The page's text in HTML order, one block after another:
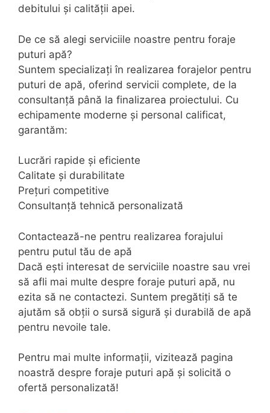
debitului și calității apei.
De ce să alegi serviciile noastre pentru foraje
puturi apă?
Suntem specializați în realizarea forajelor pentru
puturi de apă, oferind servicii complete, de la
consultanță până la finalizarea proiectului. Cu
echipamente moderne și personal calificat,
garantăm:
Lucrări rapide și eficiente
Calitate și durabilitate
Prețuri competitive
Consultanță tehnică personalizată
Contactează-ne pentru realizarea forajului
pentru putul tău de apă
Dacă ești interesat de serviciile noastre sau vrei
să afli mai multe despre foraje puturi apă, nu
ezita să ne contactezi. Suntem pregătiți să te
ajutăm să obții o sursă sigură și durabilă de apă
pentru nevoile tale.
Pentru mai multe informații, vizitează pagina
noastră despre foraje puturi apă și solicită o
ofertă personalizată!